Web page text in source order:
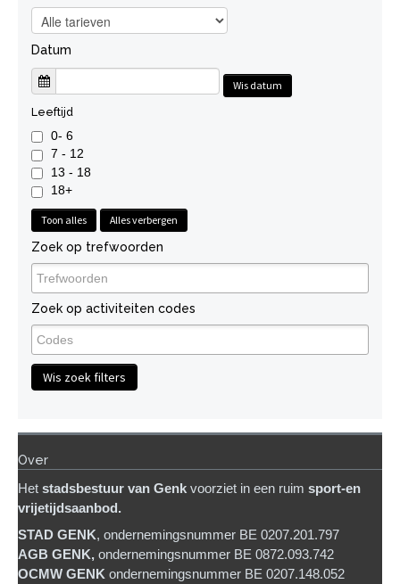
Datum
Wis datum
Leeftijd
0- 6
7 - 12
13 - 18
18+
Toon alles Alles verbergen
Zoek op trefwoorden
Zoek op activiteiten codes
Wis zoek filters
Over
Het stadsbestuur van Genk voorziet in een ruim sport-en
vrijetijdsaanbod.
STAD GENK, ondernemingsnummer BE 0207.201.797
AGB GENK, ondernemingsnummer BE 0872.093.742
OCMW GENK ondernemingsnummer BE 0207.148.052